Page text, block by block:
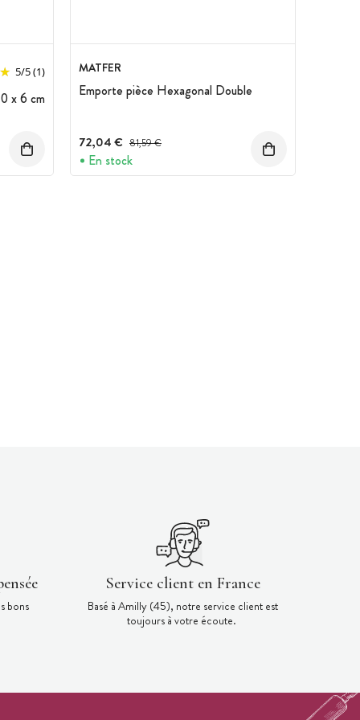
5/5(1)
x 6 cm
MATFER
Emporte pièce Hexagonal Double
72,04 € Prix avant réduction :
81,59 €
En stock
bons
Service client en France
Basé à Amilly (45), notre service client est
toujours à votre écoute.